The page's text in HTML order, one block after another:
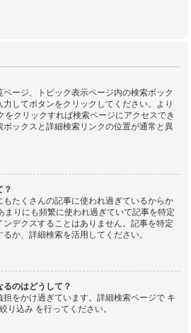
ページ、トピック表示ページ内の検索ボック
してボタンをクリックしてください。より
をクリックすれば検索ページにアクセスでき
ボックスと詳細検索リンクの位置が通常と異
？
もたくさんの記事に使われ過ぎているからか
まりにも頻繁に使われ過ぎていて記事を特定
デクスすることはありません。記事を特定
か、詳細検索を活用してください。
のはどうして？
をかけ過ぎています。詳細検索ページで キ
り込み を行ってください。